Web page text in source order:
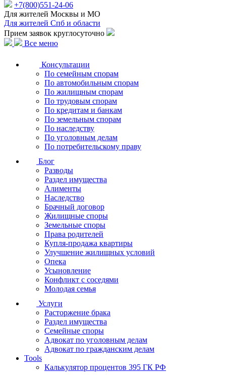
+7(800)551-24-06
Для жителей Москвы и МО
Для жителей Спб и области
Прием заявок круглосуточно
Все меню
Консультации
По семейным спорам
По автомобильным спорам
По жилищным спорам
По трудовым спорам
По кредитам и банкам
По земельным спорам
По наследству
По уголовным делам
По потребительскому праву
Блог
Разводы
Раздел имущества
Алименты
Наследство
Брачный договор
Жилищные споры
Земельные споры
Права родителей
Купля-продажа квартиры
Улучшение жилищных условий
Опека
Усыновление
Конфликт с соседями
Молодая семья
Услуги
Расторжение брака
Раздел имущества
Семейные споры
Адвокат по уголовным делам
Адвокат по гражданским делам
Tools
Калькулятор процентов 395 ГК РФ